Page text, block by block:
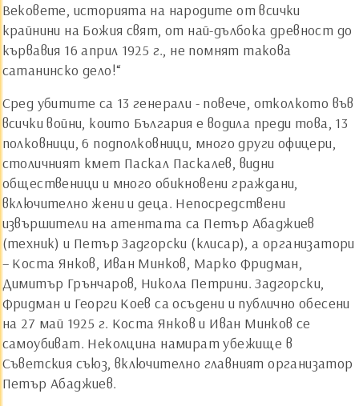
Вековете, историята на народите от всички
крайнини на Божия свят, от най-дълбока древност до
кървавия 16 април 1925 г., не помнят такова
сатанинско дело!“
Сред убитите са 13 генерали - повече, отколкото във
всички войни, които България е водила преди това, 13
полковници, 6 подполковници, много други офицери,
столичният кмет Паскал Паскалев, видни
общественици и много обикновени граждани,
включително жени и деца. Непосредствени
извършители на атентата са Петър Абаджиев
(техник) и Петър Задгорски (клисар), а организатори
– Коста Янков, Иван Минков, Марко Фридман,
Димитър Грънчаров, Никола Петрини. Задгорски,
Фридман и Георги Коев са осъдени и публично обесени
на 27 май 1925 г. Коста Янков и Иван Минков се
самоубиват. Неколцина намират убежище в
Съветския съюз, включително главният организатор
Петър Абаджиев.